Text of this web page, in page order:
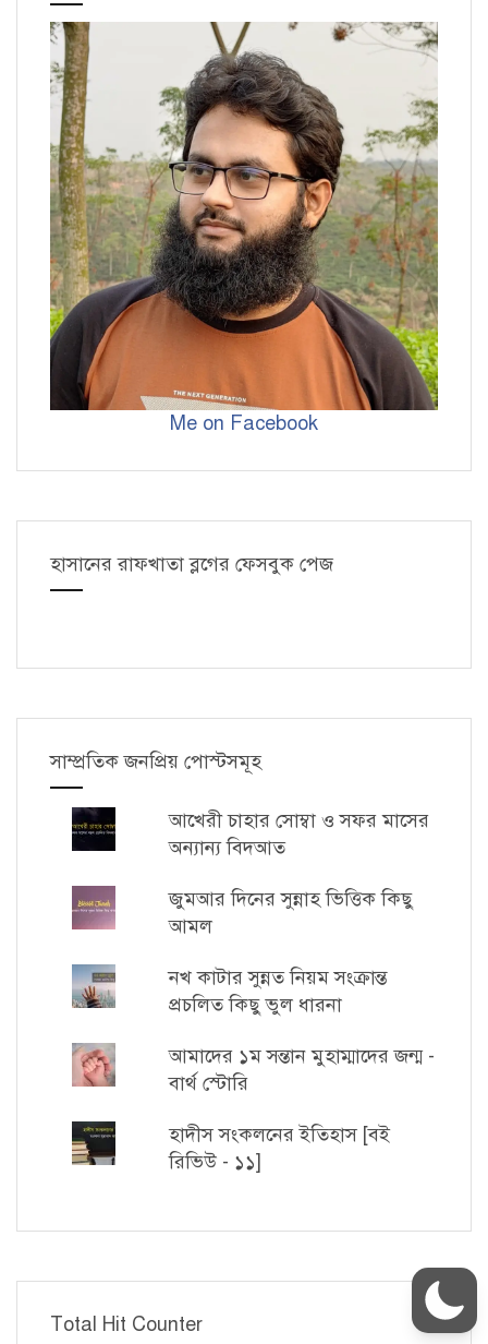
Me on Facebook
হাসানের রাফখাতা ব্লগের ফেসবুক পেজ
সাম্প্রতিক জনপ্রিয় পোস্টসমূহ
আখেরী চাহার সোম্বা ও সফর মাসের
অন্যান্য বিদআত
জুমআর দিনের সুন্নাহ ভিত্তিক কিছু
আমল
নখ কাটার সুন্নত নিয়ম সংক্রান্ত
প্রচলিত কিছু ভুল ধারনা
আমাদের ১ম সন্তান মুহাম্মাদের জন্ম -
বার্থ স্টোরি
হাদীস সংকলনের ইতিহাস [বই
রিভিউ - ১১]
Total Hit Counter